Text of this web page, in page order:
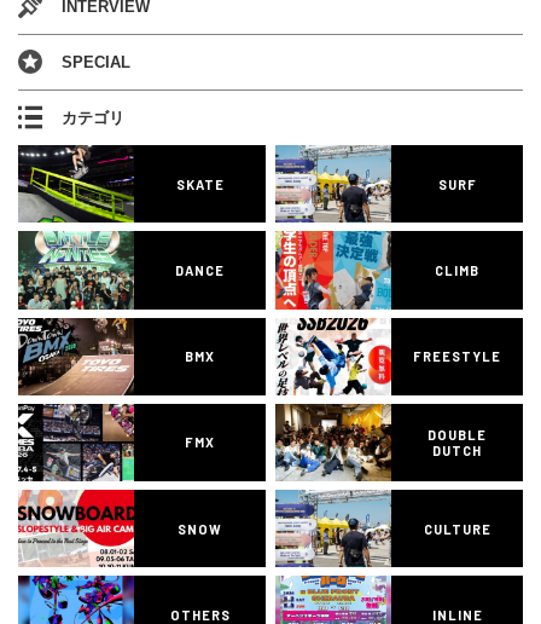
INTERVIEW
SPECIAL
カテゴリ
SKATE SURF
DANCE CLIMB
BMX FREESTYLE
FMX
DOUBLE
DUTCH
SNOW CULTURE
OTHERS INLINE